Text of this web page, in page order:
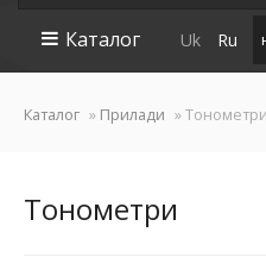
Uk Ru
Каталог
Каталог » Прилади » Тонометри
Тонометри